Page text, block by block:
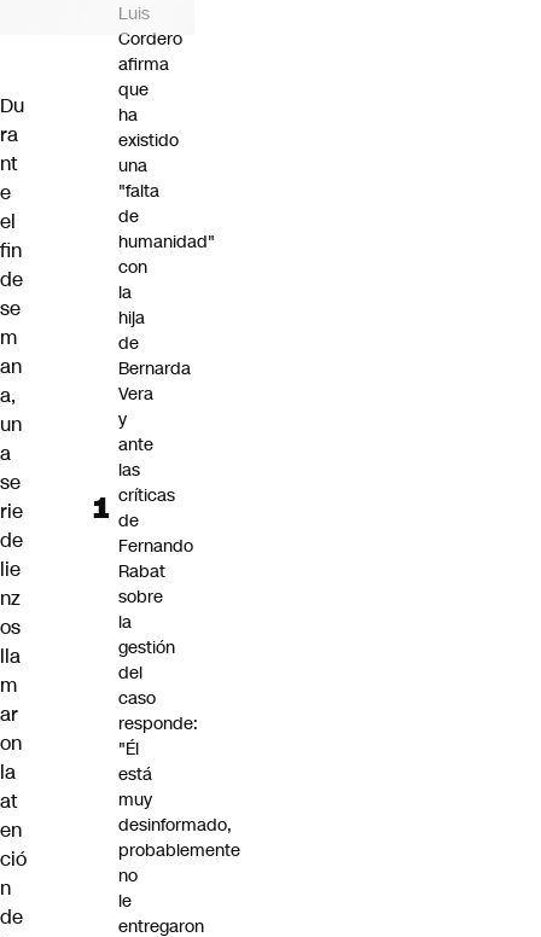
Du
ra
nt
e
el
fin
de
se
m
an
a,
un
a
se
rie
de
lie
nz
os
lla
m
ar
on
la
at
en
ció
n
de
Luis
Cordero
afirma
que
ha
existido
una
"falta
de
humanidad"
con
la
hija
de
Bernarda
Vera
y
ante
las
críticas
de
Fernando
Rabat
sobre
la
gestión
del
caso
responde:
"Él
está
muy
desinformado,
probablemente
no
le
entregaron